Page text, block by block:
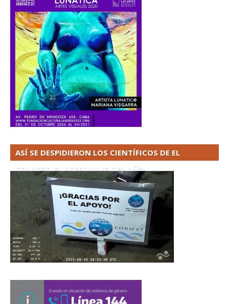
ASÍ SE DESPIDIERON LOS CIENTÍFICOS DE EL
CONICET. EL STREAMING DEL AÑO